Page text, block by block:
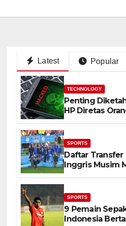
Latest Popular
TECHNOLOGY
Penting
HP Diretas
SPORTS
Daftar Transfer
Inggris Musim
SPORTS
9 Pemain
Indonesia